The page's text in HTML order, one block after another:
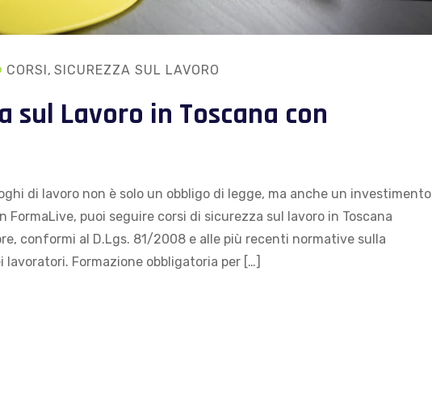
CORSI , SICUREZZA SUL LAVORO
sul Lavoro in Toscana con
di lavoro non è solo un obbligo di legge, ma anche un investimento
FormaLive, puoi seguire corsi di sicurezza sul lavoro in Toscana
conformi al D.Lgs. 81/2008 e alle più recenti normative sulla
Formazione obbligatoria per […]